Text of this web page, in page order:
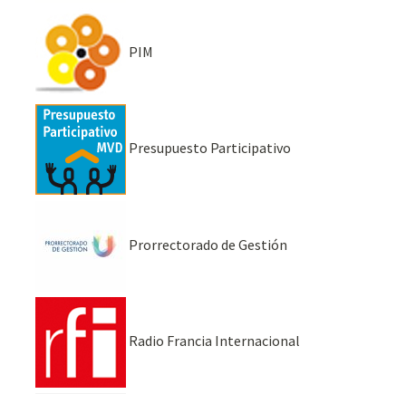
PIM
Presupuesto Participativo
Prorrectorado de Gestión
Radio Francia Internacional